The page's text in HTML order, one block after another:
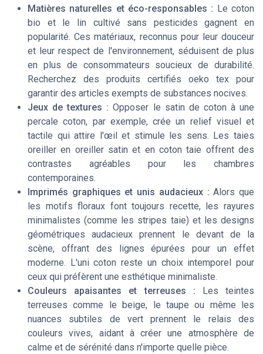
Matières naturelles et éco-responsables : Le coton
bio et le lin cultivé sans pesticides gagnent en
popularité. Ces matériaux, reconnus pour leur douceur
et leur respect de l'environnement, séduisent de plus
en plus de consommateurs soucieux de durabilité.
Recherchez des produits certifiés oeko tex pour
garantir des articles exempts de substances nocives.
Jeux de textures : Opposer le satin de coton à une
percale coton, par exemple, crée un relief visuel et
tactile qui attire l'œil et stimule les sens. Les taies
oreiller en oreiller satin et en coton taie offrent des
contrastes agréables pour les chambres
contemporaines.
Imprimés graphiques et unis audacieux : Alors que
les motifs floraux font toujours recette, les rayures
minimalistes (comme les stripes taie) et les designs
géométriques audacieux prennent le devant de la
scène, offrant des lignes épurées pour un effet
moderne. L'uni coton reste un choix intemporel pour
ceux qui préfèrent une esthétique minimaliste.
Couleurs apaisantes et terreuses : Les teintes
terreuses comme le beige, le taupe ou même les
nuances subtiles de vert prennent le relais des
couleurs vives, aidant à créer une atmosphère de
calme et de sérénité dans n'importe quelle pièce.